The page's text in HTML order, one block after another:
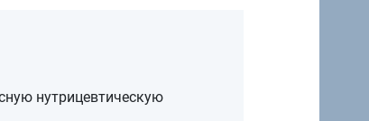
нутрицевтическую